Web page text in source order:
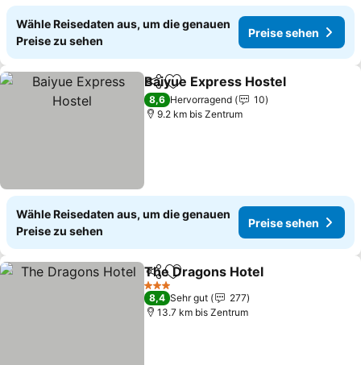
Wähle Reisedaten aus, um die genauen
Preise zu sehen
Preise sehen
TeilenZu Favoriten hinzufügen
Baiyue Express Hostel
8,6 Hervorragend
10
9.2 km bis Zentrum
Wähle Reisedaten aus, um die genauen
Preise zu sehen
Preise sehen
TeilenZu Favoriten hinzufügen
The Dragons Hotel
3 Sterne
8,4 Sehr gut
277
13.7 km bis Zentrum